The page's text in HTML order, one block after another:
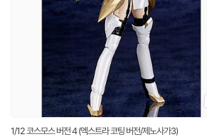
1/12 코스모스 버전 4 (엑스트라 코팅 버전/제노사가3)